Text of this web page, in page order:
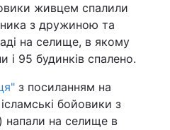
Війна
Політика
живцем спалили
з дружиною та
на селище, в якому
95 будинків спалено.
з посиланням на
бойовики з
напали на селище в